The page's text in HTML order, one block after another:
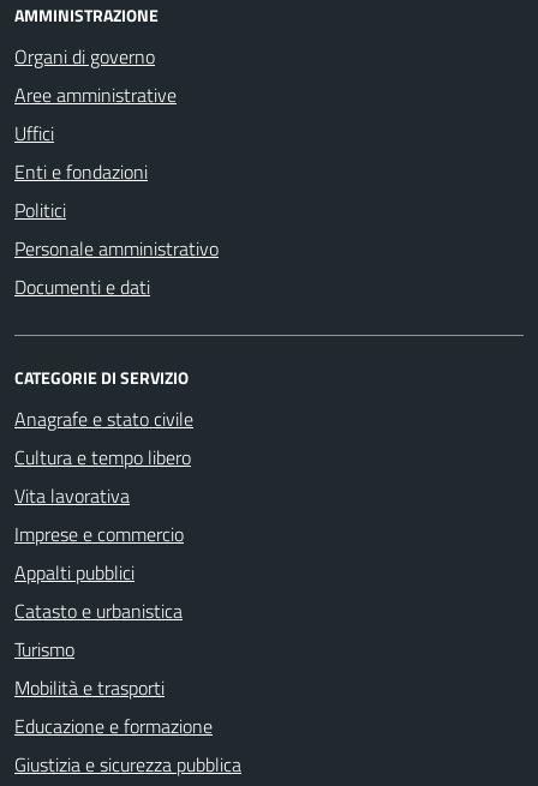
AMMINISTRAZIONE
Organi di governo
Aree amministrative
Uffici
Enti e fondazioni
Politici
Personale amministrativo
Documenti e dati
CATEGORIE DI SERVIZIO
Anagrafe e stato civile
Cultura e tempo libero
Vita lavorativa
Imprese e commercio
Appalti pubblici
Catasto e urbanistica
Turismo
Mobilità e trasporti
Educazione e formazione
Giustizia e sicurezza pubblica